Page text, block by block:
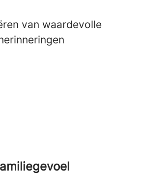
van waardevolle